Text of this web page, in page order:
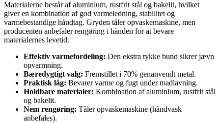
Materialerne består af aluminium, rustfrit stål og bakelit, hvilket
giver en kombination af god varmeledning, stabilitet og
varmebestandige håndtag. Gryden tåler opvaskemaskine, men
producenten anbefaler rengøring i hånden for at bevare
materialernes levetid.
Effektiv varmefordeling: Den ekstra tykke bund sikrer jævn
opvarmning.
Bæredygtigt valg: Fremstillet i 70% genanvendt metal.
Praktisk låg: Bevarer varme og fugt under madlavning.
Holdbare materialer: Kombination af aluminium, rustfrit stål
og bakelit.
Nem rengøring: Tåler opvaskemaskine (håndvask
anbefales).